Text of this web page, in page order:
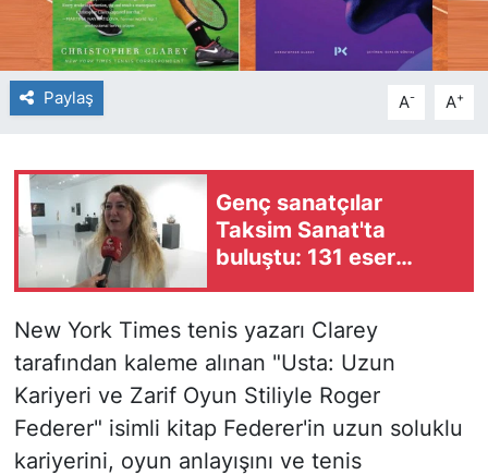
Paylaş A- A+
Genç sanatçılar
Taksim Sanat'ta
buluştu: 131 eser
New York Times tenis yazarı Clarey
tarafından kaleme alınan "Usta: Uzun
Kariyeri ve Zarif Oyun Stiliyle Roger
Federer" isimli kitap Federer'in uzun soluklu
kariyerini, oyun anlayışını ve tenis